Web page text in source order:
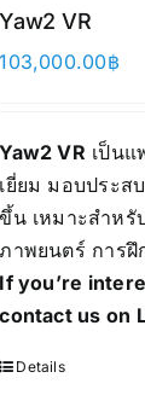
Yaw2 VR
103,000.00฿
Yaw2 VR เป็น
เยี่ยม มอบประส
ขึ้น เหมาะสำหรั
ภาพยนตร์ การ
If you’re
contact us on
Details